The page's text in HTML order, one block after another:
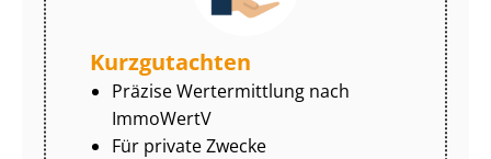
Kurzgutachten
Präzise Wertermittlung nach
ImmoWertV
Für private Zwecke